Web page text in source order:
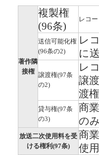
著作隣
接権
複製権
(96条)
レコ
送信可能化権
(96条の2)
レ
に
譲渡権(97条
の2)
レ
譲
渡
貸与権(97条
の3)
商
の
放送二次使用料を受
ける権利(97条)
商
使